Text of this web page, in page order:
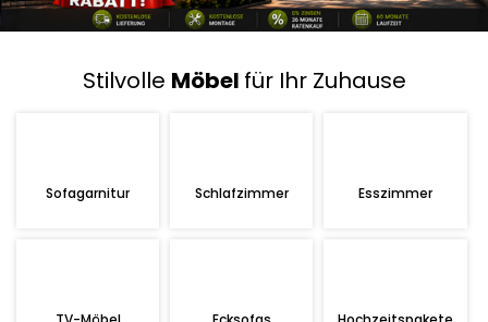
Stilvolle Möbel für Ihr Zuhause
Sofagarnitur Schlafzimmer Esszimmer